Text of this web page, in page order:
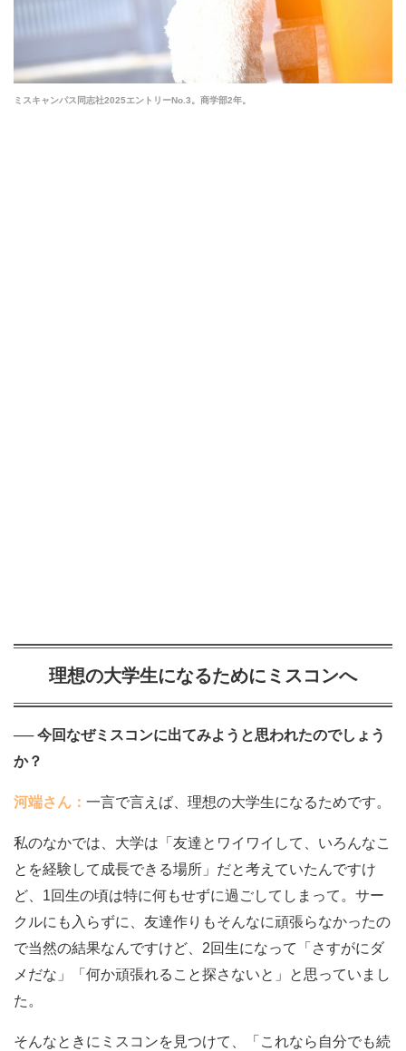
ミスキャンパス同志社2025エントリーNo.3。商学部2年。
理想の大学生になるためにミスコンへ
── 今回なぜミスコンに出てみようと思われたのでしょう
か？
河端さん： 一言で言えば、理想の大学生になるためです。
私のなかでは、大学は「友達とワイワイして、いろんなこ
とを経験して成長できる場所」だと考えていたんですけ
ど、1回生の頃は特に何もせずに過ごしてしまって。サー
クルにも入らずに、友達作りもそんなに頑張らなかったの
で当然の結果なんですけど、2回生になって「さすがにダ
メだな」「何か頑張れること探さないと」と思っていまし
た。
そんなときにミスコンを見つけて、「これなら自分でも続